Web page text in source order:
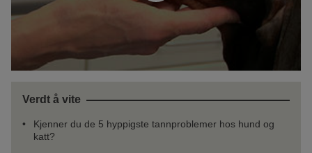
Verdt å vite
Kjenner du de 5 hyppigste tannproblemer hos hund og
katt?